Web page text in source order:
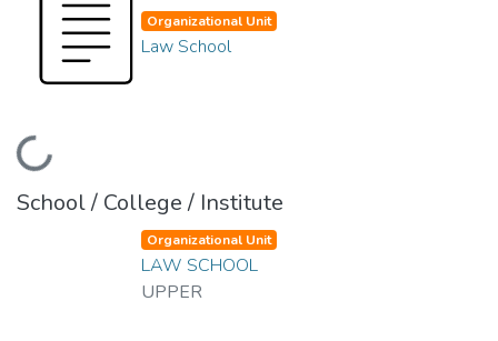
Loading...
Organizational Unit
Law School
School / College / Institute
Organizational Unit
LAW SCHOOL
UPPER